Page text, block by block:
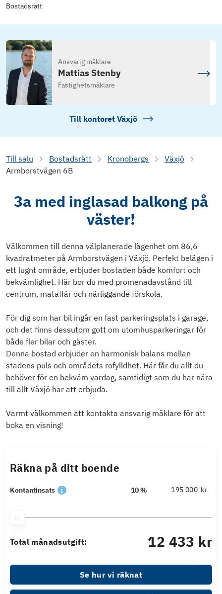
Bostadsrätt
Ansvarig mäklare
Mattias Stenby
Fastighetsmäklare
Till kontoret Växjö
Till salu Bostadsrätt Kronobergs
Växjö
Armborstvägen 6B
3a med inglasad balkong på
väster!
Välkommen till denna välplanerade lägenhet om 86,6
kvadratmeter på Armborstvägen i Växjö. Perfekt belägen i
ett lugnt område, erbjuder bostaden både komfort och
bekvämlighet. Här bor du med promenadavstånd till
centrum, mataffär och närliggande förskola.
För dig som har bil ingår en fast parkeringsplats i garage,
och det finns dessutom gott om utomhusparkeringar för
både fler bilar och gäster.
Denna bostad erbjuder en harmonisk balans mellan
stadens puls och områdets rofylldhet. Här får du allt du
behöver för en bekväm vardag, samtidigt som du har nära
till allt Växjö har att erbjuda.
Varmt välkommen att kontakta ansvarig mäklare för att
boka en visning!
Räkna på ditt boende
Kontantinsats 10 % kr
Total månadsutgift: 12 433 kr
Se hur vi räknat